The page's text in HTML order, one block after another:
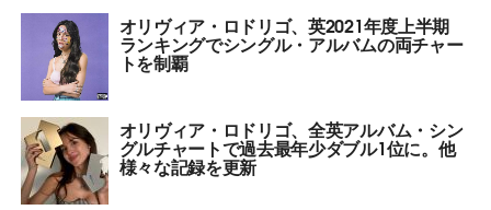
オリヴィア・ロドリゴ、英2021年度上半期
ランキングでシングル・アルバムの両チャー
トを制覇
オリヴィア・ロドリゴ、全英アルバム・シン
グルチャートで過去最年少ダブル1位に。他
様々な記録を更新